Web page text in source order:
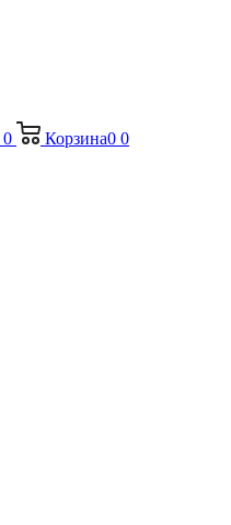
0 Корзина0 0